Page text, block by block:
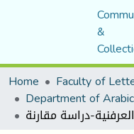
&
Home